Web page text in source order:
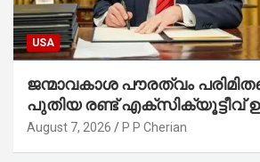
USA
ജന്മാവകാശ പൗരത്വം
പുതിയ രണ്ട് എക്സിക്യൂട്ടീവ്
ട്രംപ് ഒപ്പുവെച്ചു
August 7, 2026 P P Cherian